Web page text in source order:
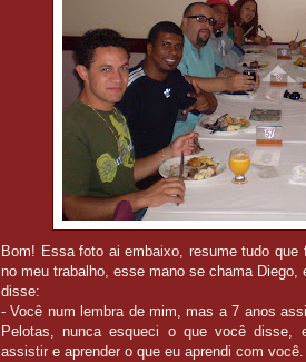
Bom! Essa foto ai embaixo, resume tudo
no meu trabalho, esse mano se chama
disse:
- Você num lembra de mim, mas a 7 anos
Pelotas, nunca esqueci o que você disse,
assistir e aprender o que eu aprendi com você.